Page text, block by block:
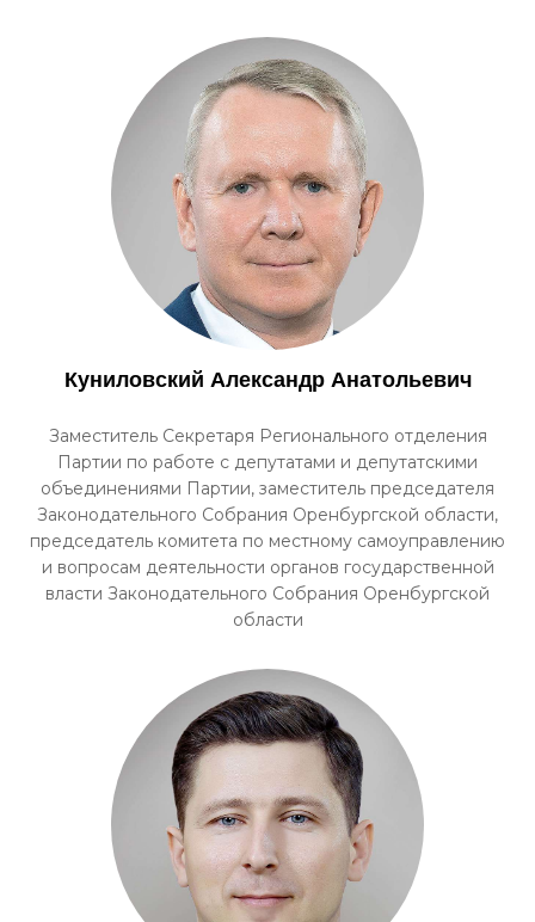
Куниловский Александр Анатольевич
Заместитель Секретаря Регионального отделения
Партии по работе с депутатами и депутатскими
объединениями Партии, заместитель председателя
Законодательного Собрания Оренбургской области,
председатель комитета по местному самоуправлению
и вопросам деятельности органов государственной
власти Законодательного Собрания Оренбургской
области